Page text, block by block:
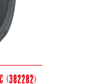
(382282)